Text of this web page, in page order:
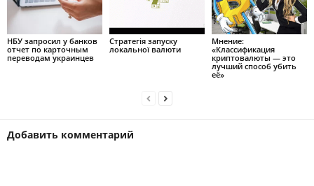
НБУ запросил у банков
отчет по карточным
переводам украинцев
Стратегія запуску
локальної валюти
Мнение:
«Классификация
криптовалюты — это
лучший способ убить
её»
Добавить комментарий